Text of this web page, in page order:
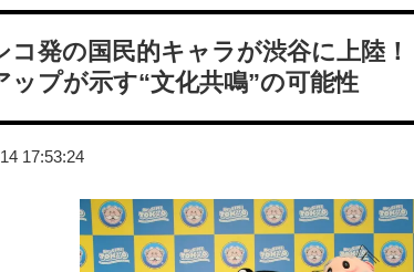
コ発の国民的キャラが渋谷に上陸
ップが示す“文化共鳴”の可能性
17:53:24